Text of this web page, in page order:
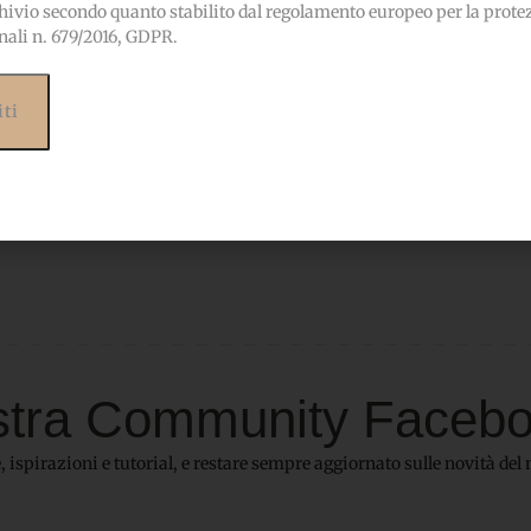
interessarti
Community
e tutorial, e restare sempre aggiornato sulle novità del
secondo quanto stabilito dal regolamento europeo per la
n. 679/2016, GDPR.